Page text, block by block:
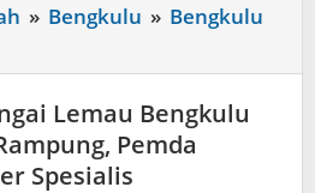
» Bengkulu » Bengkulu
Lemau Bengkulu
Pemda
Spesialis